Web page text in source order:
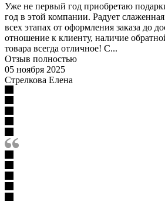
Уже не первый год приобретаю
год в этой компании. Радует
всех этапах от оформления заказа до
отношение к клиенту, наличие
товара всегда отличное! С...
Отзыв полностью
05 ноября 2025
Стрелкова Елена